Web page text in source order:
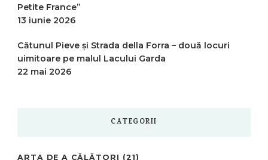
Petite France”
13 iunie 2026
Cătunul Pieve și Strada della Forra – două locuri
uimitoare pe malul Lacului Garda
22 mai 2026
CATEGORII
ARTA DE A CĂLĂTORI (21)